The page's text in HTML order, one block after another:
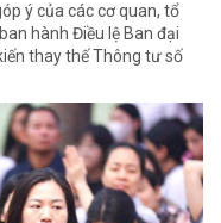
ý của các cơ quan, tổ
hành Điều lệ Ban đại
thay thế Thông tư số